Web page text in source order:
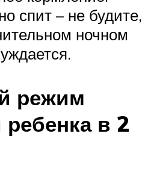
спит – не будите,
ночном
режим
в 2